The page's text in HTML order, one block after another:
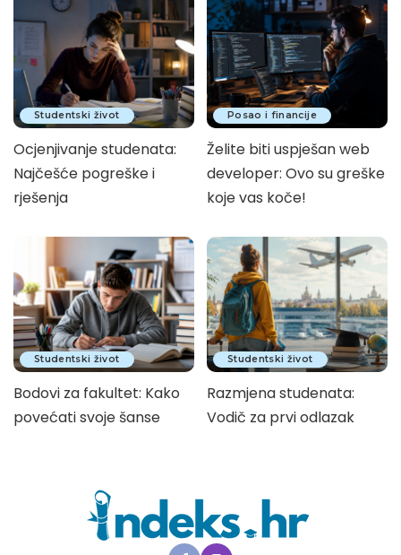
Studentski život
Ocjenjivanje studenata:
Najčešće pogreške i
rješenja
Posao i financije
Želite biti uspješan web
developer: Ovo su greške
koje vas koče!
Studentski život
Bodovi za fakultet: Kako
povećati svoje šanse
Studentski život
Razmjena studenata:
Vodič za prvi odlazak